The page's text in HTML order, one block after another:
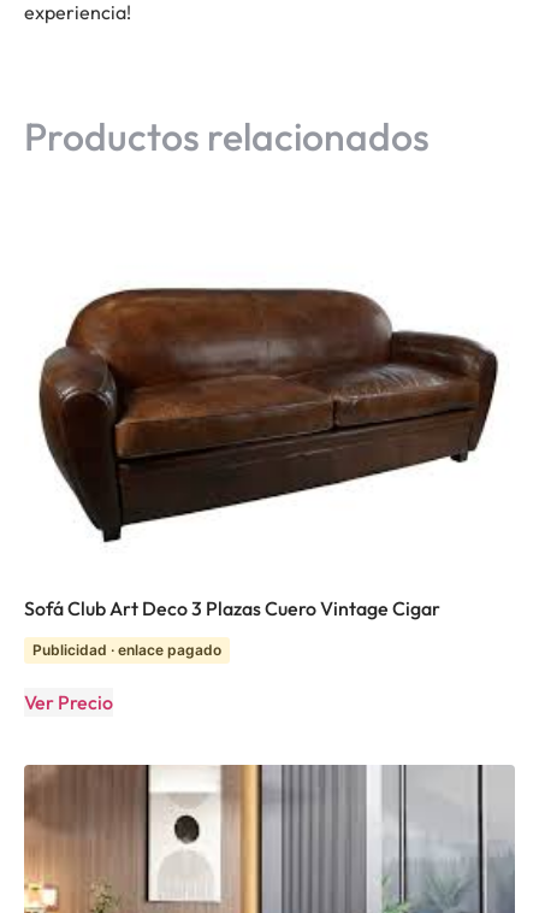
experiencia!
Productos relacionados
Sofá Club Art Deco 3 Plazas Cuero Vintage Cigar
Publicidad · enlace pagado
Ver Precio